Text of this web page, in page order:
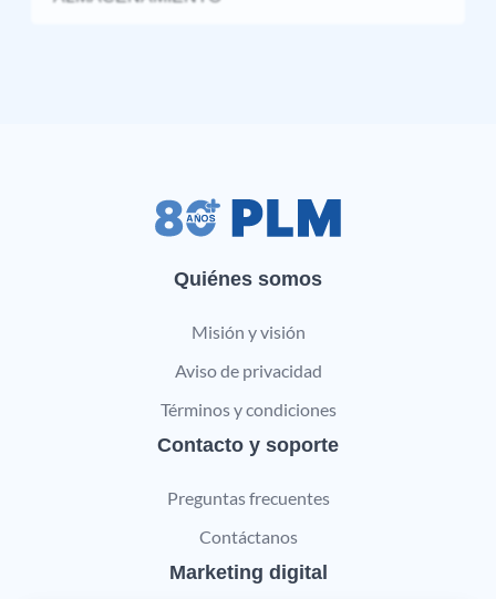
Quiénes somos
Misión y visión
Aviso de privacidad
Términos y condiciones
Contacto y soporte
Preguntas frecuentes
Contáctanos
Marketing digital